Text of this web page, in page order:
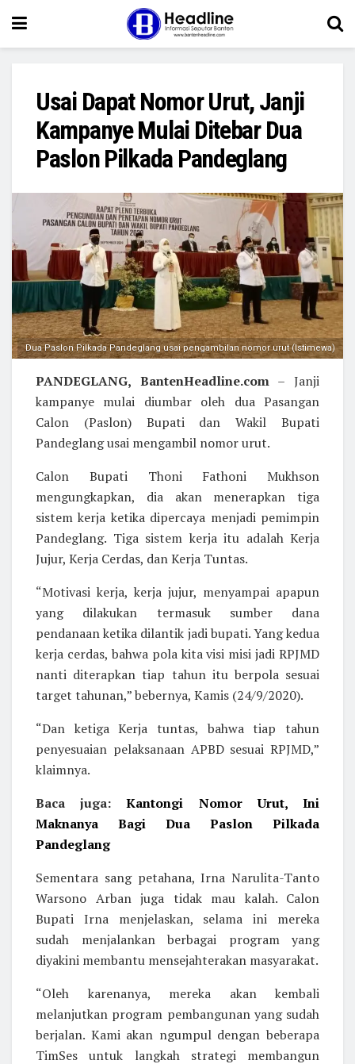
Usai Dapat Nomor Urut, Janji
Kampanye Mulai Ditebar Dua
Paslon Pilkada Pandeglang
Dua Paslon Pilkada Pandeglang usai pengambilan nomor urut (Istimewa)
PANDEGLANG, BantenHeadline.com– Janji
kampanye mulai diumbar oleh dua Pasangan
Calon (Paslon) Bupati dan Wakil Bupati
Pandeglang usai mengambil nomor urut.
Calon Bupati Thoni Fathoni Mukhson
mengungkapkan, dia akan menerapkan tiga
sistem kerja ketika dipercaya menjadi pemimpin
Pandeglang. Tiga sistem kerja itu adalah Kerja
Jujur, Kerja Cerdas, dan Kerja Tuntas.
“Motivasi kerja, kerja jujur, menyampai apapun
yang dilakukan termasuk sumber dana
pendanaan ketika dilantik jadi bupati. Yang kedua
kerja cerdas, bahwa pola kita visi misi jadi RPJMD
nanti diterapkan tiap tahun itu berpola sesuai
target tahunan,” bebernya, Kamis (24/9/2020).
“Dan ketiga Kerja tuntas, bahwa tiap tahun
penyesuaian pelaksanaan APBD sesuai RPJMD,”
klaimnya.
Baca juga:Kantongi Nomor Urut, Ini
Maknanya Bagi Dua Paslon Pilkada
Pandeglang
Sementara sang petahana, Irna Narulita-Tanto
Warsono Arban juga tidak mau kalah. Calon
Bupati Irna menjelaskan, selama ini mereka
sudah menjalankan berbagai program yang
diyakini membantu mensejahterakan masyarakat.
“Oleh karenanya, mereka akan kembali
melanjutkan program pembangunan yang sudah
berjalan. Kami akan ngumpul dengan beberapa
TimSes untuk langkah strategi membangun